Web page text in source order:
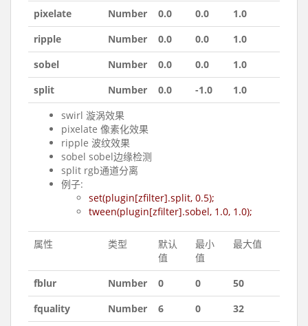
pixelate
Number 0.0 0.0
1.0
ripple
Number 0.0 0.0
1.0
sobel
Number 0.0 0.0
1.0
split
Number 0.0 -1.0
1.0
swirl 漩涡效果
pixelate 像素化效果
ripple 波纹效果
sobel sobel边缘检测
split rgb通道分离
例子:
set(plugin[zfilter].split, 0.5);
tween(plugin[zfilter].sobel, 1.0, 1.0);
属性 类型
默认
值
最小
值
最大值
fblur Number 0 0
50
fquality
Number 6 0
32